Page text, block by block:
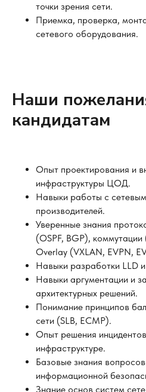
точки зрения сети.
Приемка, проверка,
сетевого оборудования.
Наши
кандидатам
Опыт проектирования и
инфраструктуры ЦОД.
Навыки работы с
производителей.
Уверенные знания
(OSPF, BGP),
Overlay (VXLAN, EVPN,
Навыки разработки LLD
Навыки аргументации и
архитектурных решений.
Понимание принципов
сети (SLB, ECMP).
Опыт решения
инфраструктуре.
Базовые знания
информационной
Знание основ систем